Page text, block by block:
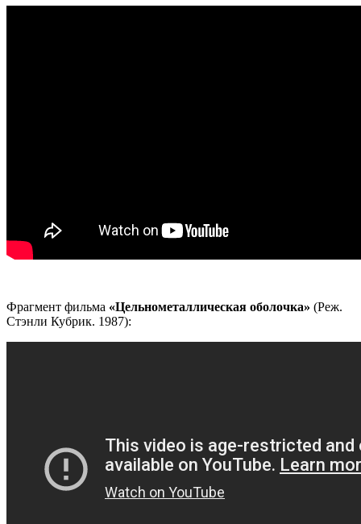
Фрагмент фильма «Цельнометаллическая оболочка» (Реж.
Стэнли Кубрик. 1987):